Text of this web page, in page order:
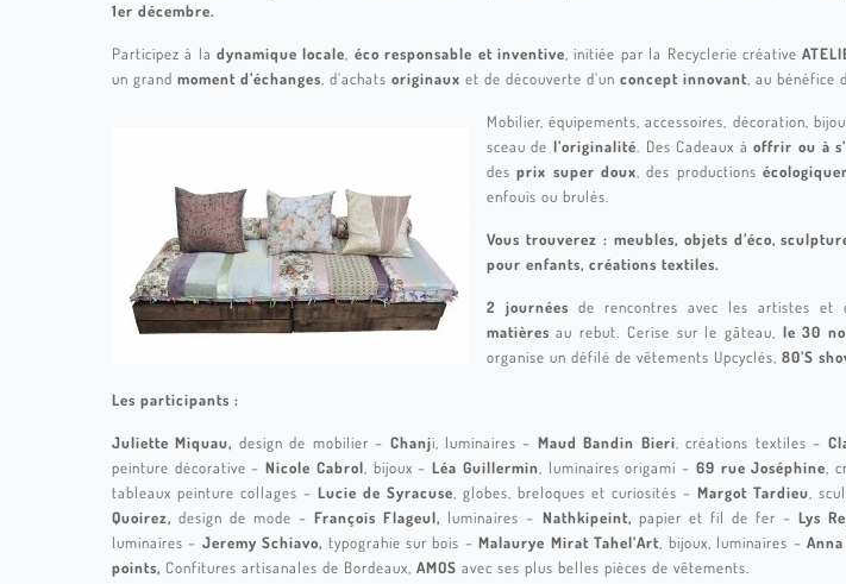
1er décembre.
Participez à la dynamique locale éco responsable et inventive , initiée par la Recyclerie créative
un grand moment d’échanges , d’achats originaux et de découverte d’un concept innovant, au bénéfice
Mobilier, équipements, accessoires, décoration,
sceau de l’originalité . Des Cadeaux àoffrir ou à
desprix super doux , des productions
enfouis ou brulés.
Vous trouverez : meubles, objets d’éco,
pour enfants, créations textiles.
2 journées de rencontres avec les artistes et
matières au rebut. Cerise sur le gâteau, le 30
organise un défilé de vêtements Upcyclés, 80’S
Les participants :
Juliette Miquau, design de mobilier – Chanji, luminaires – Maud Bandin Bieri , créations textiles –
peinture décorative –Nicole Cabrol , bijoux – Léa Guillermin , luminaires origami – 69 rue Joséphine ,
tableaux peinture collages – Lucie de Syracuse , globes, breloques et curiosités – Margot Tardieu ,
Quoirez, design de mode –François Flageul, luminaires – Nathkipeint, papier et fil de fer –Lys
luminaires – Jeremy Schiavo, typograhie sur bois –Malaurye Mirat Tahel’Art , bijoux, luminaires –
points, Confitures artisanales de Bordeaux, AMOS avec ses plus belles pièces de vêtements.